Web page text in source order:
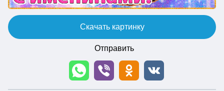
Скачать картинку
Отправить